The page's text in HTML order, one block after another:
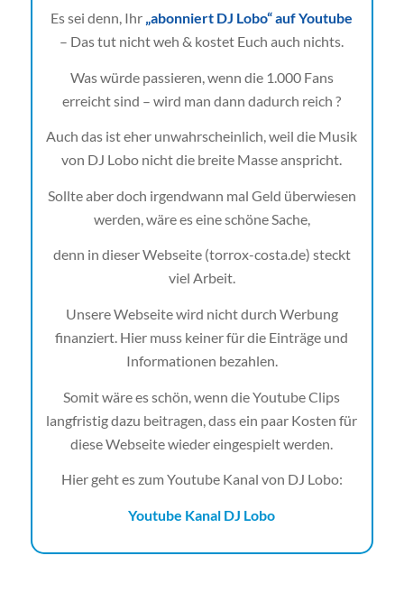
Es sei denn, Ihr „abonniert DJ Lobo“ auf Youtube
– Das tut nicht weh & kostet Euch auch nichts.
Was würde passieren, wenn die 1.000 Fans
erreicht sind – wird man dann dadurch reich ?
Auch das ist eher unwahrscheinlich, weil die Musik
von DJ Lobo nicht die breite Masse anspricht.
Sollte aber doch irgendwann mal Geld überwiesen
werden, wäre es eine schöne Sache,
denn in dieser Webseite (torrox-costa.de) steckt
viel Arbeit.
Unsere Webseite wird nicht durch Werbung
finanziert. Hier muss keiner für die Einträge und
Informationen bezahlen.
Somit wäre es schön, wenn die Youtube Clips
langfristig dazu beitragen, dass ein paar Kosten für
diese Webseite wieder eingespielt werden.
Hier geht es zum Youtube Kanal von DJ Lobo:
Youtube Kanal DJ Lobo